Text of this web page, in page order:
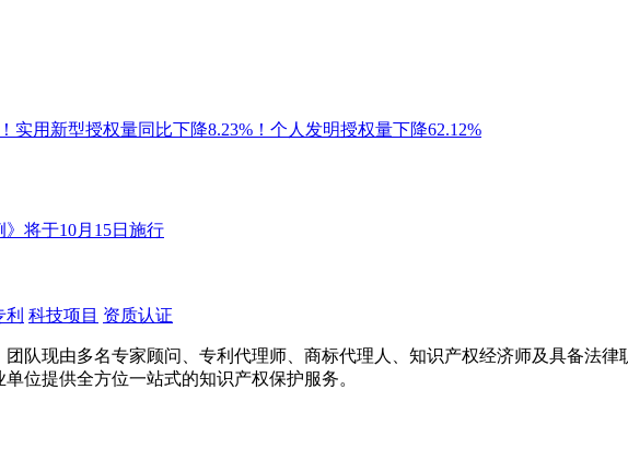
实用新型授权量同比下降8.23%！个人发明授权量下降62.12%
将于10月15日施行
利 科技项目 资质认证
队现由多名专家顾问、专利代理师、商标代理人、知识产权经济师及具备法
位提供全方位一站式的知识产权保护服务。